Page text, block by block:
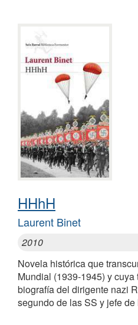
HHhH
Laurent Binet
2010
Novela histórica que
Mundial (1939-1945) y
biografía del dirigente nazi
segundo de las SS y jefe